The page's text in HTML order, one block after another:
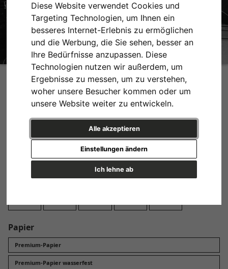
Diese Website verwendet Cookies und
Targeting Technologien, um Ihnen ein
besseres Internet-Erlebnis zu ermöglichen
und die Werbung, die Sie sehen, besser an
Ihre Bedürfnisse anzupassen. Diese
Technologien nutzen wir außerdem, um
Ergebnisse zu messen, um zu verstehen,
woher unsere Besucher kommen oder um
unsere Website weiter zu entwickeln.
Alle akzeptieren
Ich lehne ab
Einstellungen ändern
The Rolling Stones in Concert, Brussels, 1976
Format
Papier
Premium-Papier
Premium-Papier wasserfest